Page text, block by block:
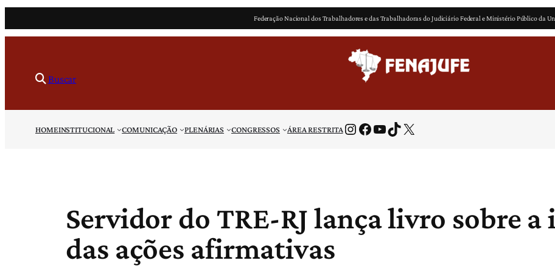
para
conteúdo
Federação Nacional dos Trabalhadores e das Trabalhadoras do Judiciário Federal e Ministério Público da
Buscar
HOMEINSTITUCIONAL COMUNICAÇÃO PLENÁRIAS CONGRESSOS ÁREA RESTRITAInstagram Facebook Youtube TikTok X
Servidor do TRE-RJ lança livro sobre
das ações afirmativas